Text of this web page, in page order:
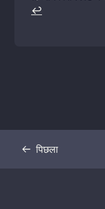
↩
पिछला
प्रतिलिपि